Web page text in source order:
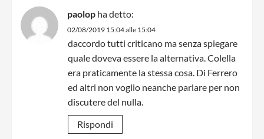
paolop ha detto:
02/08/2019 15:04 alle 15:04
daccordo tutti criticano ma senza spiegare
quale doveva essere la alternativa. Colella
era praticamente la stessa cosa. Di Ferrero
ed altri non voglio neanche parlare per non
discutere del nulla.
Rispondi